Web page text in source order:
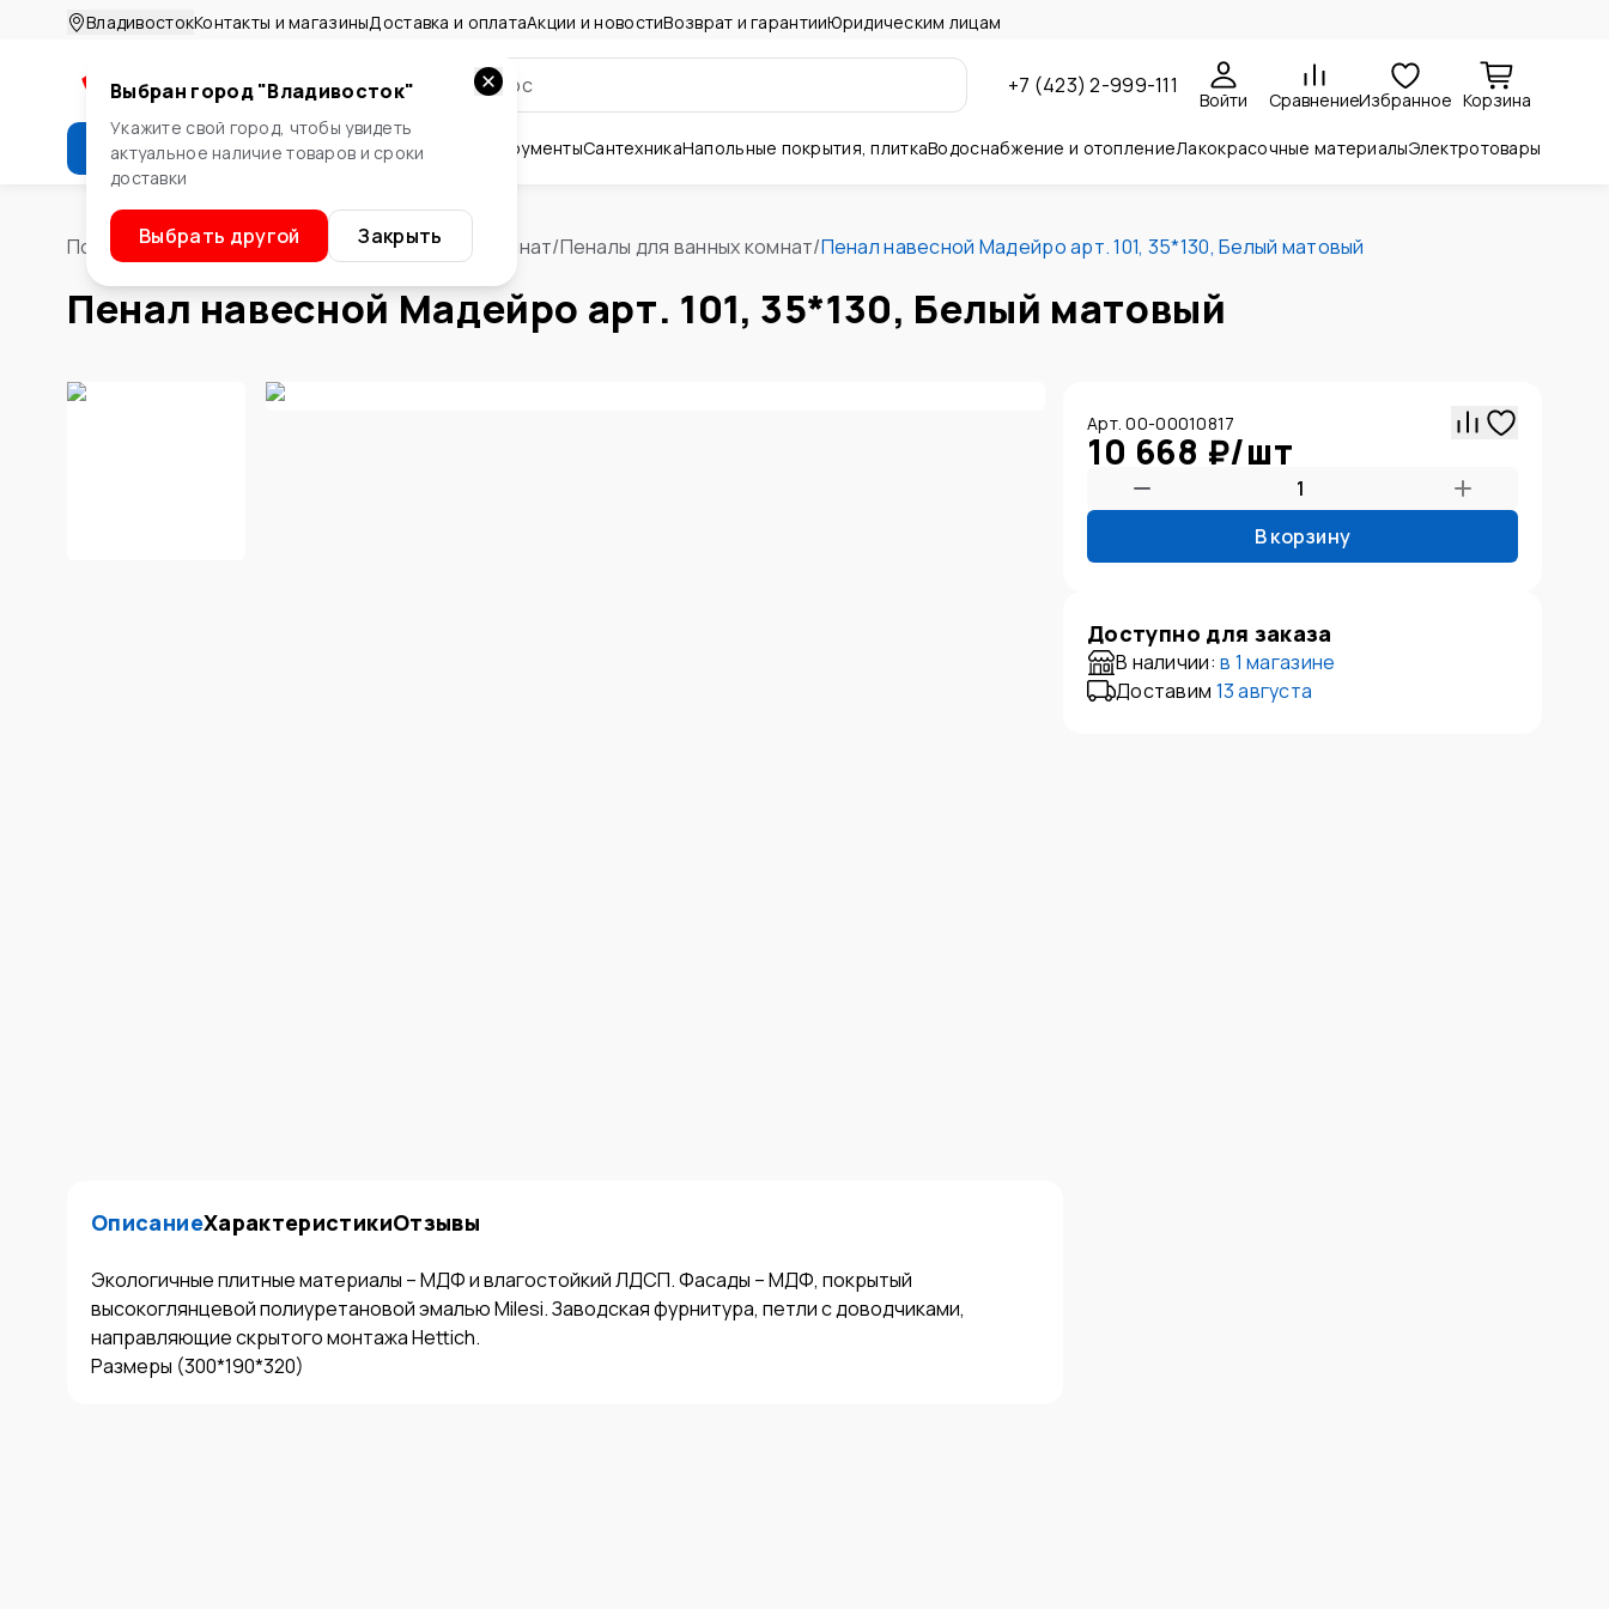
ВладивостокКонтакты и магазиныДоставка и оплатаАкции и новостиВозврат и гарантииЮридическим лицам
+7 (423) 2-999-111
Войти СравнениеИзбранное Корзина
Каталог Стройматериалы ИнструментыСантехникаНапольные покрытия, плиткаВодоснабжение и отоплениеЛакокрасочные материалыЭлектротовары
Выбран город "Владивосток"
Укажите свой город, чтобы увидеть
актуальное наличие товаров и сроки
доставки
Выбрать другой Закрыть
Помощник/Сантехника/Мебель для ванных комнат/Пеналы для ванных комнат/Пенал навесной Мадейро арт. 101, 35*130, Белый матовый
Пенал навесной Мадейро арт. 101, 35*130, Белый матовый
ОписаниеХарактеристикиОтзывы
Экологичные плитные материалы – МДФ и влагостойкий ЛДСП. Фасады – МДФ, покрытый
высокоглянцевой полиуретановой эмалью Milesi. Заводская фурнитура, петли с доводчиками,
направляющие скрытого монтажа Hettich.
Размеры (300*190*320)
Арт. 00-00010817
10 668 ₽/шт
В корзину
Доступно для заказа
В наличии: в 1 магазине
Доставим 13 августа